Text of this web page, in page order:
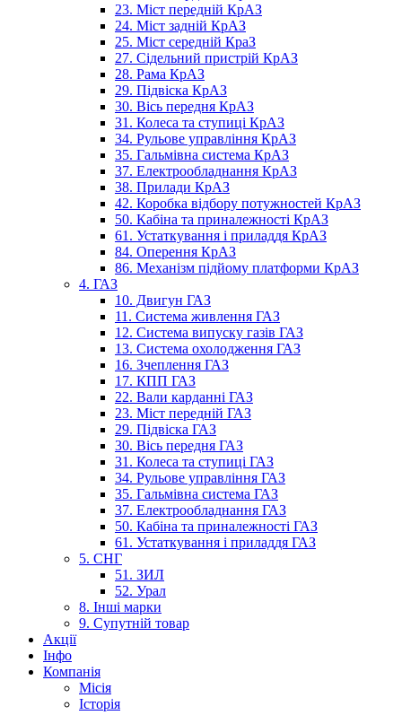
23. Міст передній КрАЗ
24. Міст задній КрАЗ
25. Міст середній КраЗ
27. Сідельний пристрій КрАЗ
28. Рама КрАЗ
29. Підвіска КрАЗ
30. Вісь передня КрАЗ
31. Колеса та ступиці КрАЗ
34. Рульове управління КрАЗ
35. Гальмівна система КрАЗ
37. Електрообладнання КрАЗ
38. Прилади КрАЗ
42. Коробка відбору потужностей КрАЗ
50. Кабіна та приналежності КрАЗ
61. Устаткування і приладдя КрАЗ
84. Оперення КрАЗ
86. Механізм підйому платформи КрАЗ
4. ГАЗ
10. Двигун ГАЗ
11. Система живлення ГАЗ
12. Система випуску газів ГАЗ
13. Система охолодження ГАЗ
16. Зчеплення ГАЗ
17. КПП ГАЗ
22. Вали карданні ГАЗ
23. Міст передній ГАЗ
29. Підвіска ГАЗ
30. Вісь передня ГАЗ
31. Колеса та ступиці ГАЗ
34. Рульове управління ГАЗ
35. Гальмівна система ГАЗ
37. Електрообладнання ГАЗ
50. Кабіна та приналежності ГАЗ
61. Устаткування і приладдя ГАЗ
5. СНГ
51. ЗИЛ
52. Урал
8. Інші марки
9. Супутній товар
Акції
Інфо
Компанія
Місія
Історія